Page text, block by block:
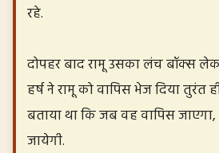
रहे.
दोपहर बाद रामू उसका लंच बॉक्स
हर्ष ने रामू को वापिस भेज दिया तुरंत
बताया था कि जब वह वापिस जाएगा,
जायेगी.